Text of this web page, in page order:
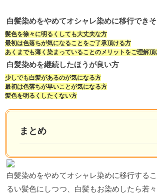
白髪染めをやめてオシャレ染めに移行でき
髪色を徐々に明るくしても大丈夫な方
最初は色落ちが気になることをご了承頂ける方
あくまでも薄く染まっていることのメリットをご理解頂
白髪染めを継続したほうが良い方
少しでも白髪があるのが気になる方
最初は色落ちが早いことが気になる方
髪色を明るくしたくない方
まとめ
白髪染めをやめてオシャレ染めに移行する
るい髪色にしつつ、白髪もお染めしたら若